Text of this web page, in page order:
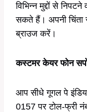
विभिन्न मुद्दों से
सकते हैं। अपनी चिंता
ब्राउज करें।
कस्टमर केयर फोन
आप सीधे गूगल पे
0157 पर टोल-फ्री